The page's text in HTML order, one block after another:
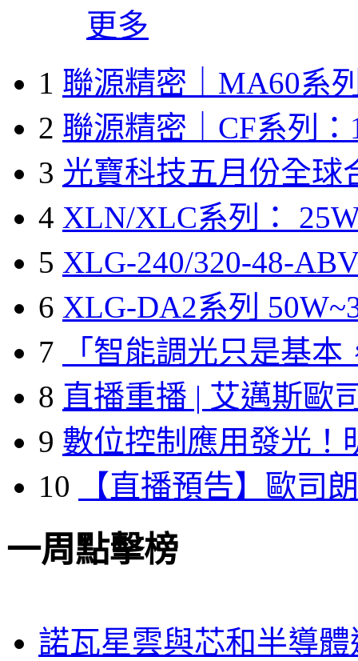
更多
1 聯源精密｜MA60系
2 聯源精密｜CF系列：
3 光寶科技五月份全球
4 XLN/XLC系列：
5 XLG-240/320-48-
6 XLG-DA2系列
7
「智能調光只是基本
8 直播重播 | 艾邁斯歐
9 數位控制應用發光！
10
【直播預告】歐司
一周點擊榜
諾瓦星雲與芯和半導